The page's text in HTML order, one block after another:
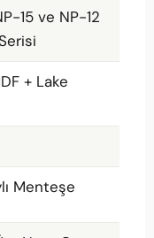
15 ve NP-12
+ Lake
Menteşe